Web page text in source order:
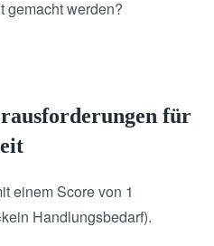
gemacht werden?
für
einem Score von 1
Handlungsbedarf).